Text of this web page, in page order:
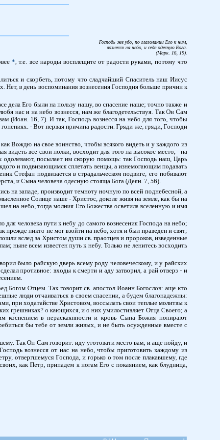
Господь же убо, по глаголании Его к ним,
вознесся на небо, и седе одесную Бога.
(Марк. 16, 19).
*, т.е. все народы восплещите от радости руками, потому что
и скорбеть, потому что сладчайший Спаситель наш Иисус
в день воспоминания вознесения Господня больше причин к
дела Его были на пользу нашу, во спасение наше; точно также и
нас и на небо вознесся, нам же благодетельствуя. Так Он Сам
(Иоан. 16, 7). И так, Господь вознесся на небо для того, чтобы
- Вот первая причина радости. Гряди же, гряди, Господи
Вождю на свое воинство, чтобы всякого видеть и у каждого из
все свои полки, восходит для того на высокое место, - на
одолевают, посылает им скорую помощь: так Господь наш, Царь
и подвизающимся сплетать венцы, а изнемогающим подавать
Стефан подвизается в страдальческом подвиге, его побивают
и Сына человеча одесную стояща Бога (Деян. 7, 56).
на западе, производит темноту ночную по всей поднебесной, а
Солнце наше - Христос, доколе живя на земле, как бы на
на небо, тогда молния Его Божества осветила вселенную и имя
человека пути к небу до самого вознесения Господа на небо;
никто не мог взойти на небо, хотя и был праведен и свят;
вслед за Христом души св. праотцев и пророков, изведенные
ныне всем известен путь к небу. Только не ленитесь восходить
было райскую дверь всему роду человеческому, и у райских
противное: входы к смерти и аду затворил, а рай отверз - и
Богом Отцем. Так говорит св. апостол Иоанн Богослов: аще кто
люди отчаиваться в своем спасении, а будем благонадежны:
при ходатайстве Христовом, воссылать свои теплые молитвы к
грешниках? о кающихся, и о них умилостивляет Отца Своего; а
коснением в нераскаянности и кровь Сына Божия попирают
бы тебе от земли живых, и не быть осужденные вместе с
Так Он Сам говорит: иду уготовати место вам; и аще пойду, и
вознесся от нас на небо, чтобы приготовить каждому из
отвергшемуся Господа, и горько о том после плакавшему, где
как Петр, припадем к ногам Его с покаянием, как блудница,